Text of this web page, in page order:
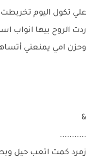
علي تكول اليوم
ردت الروح بيها
وحزن امي يمنعني
&
...........
زمرد كمت اتعب حيل